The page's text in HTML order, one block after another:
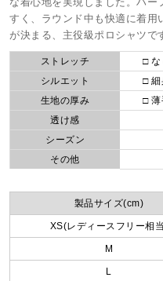
すく、ラウンド中も快適に着用
が決まる、主役級ポロシャツで
ストレッチ □ な
シルエット
□ 細
生地の厚み
□ 薄
透け感
シーズン
その他
製品サイズ(cm)
XS(レディースフリー相
M
L